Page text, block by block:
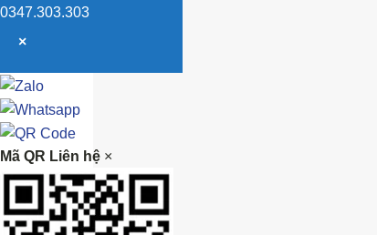
0347.303.303
×
Mã QR Liên hệ ×